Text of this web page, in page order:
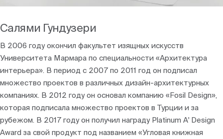
Салями Гундузери
В 2006 году окончил факультет изящных искусств
Университета Мармара по специальности «Архитектура
интерьера». В период с 2007 по 2011 год он подписал
множество проектов в различных дизайн-архитектурных
компаниях. В 2012 году он основал компанию «Fosil Design»,
которая подписала множество проектов в Турции и за
рубежом. В 2017 году он получил награду Platinum A' Design
Award за свой продукт под названием «Угловая книжная